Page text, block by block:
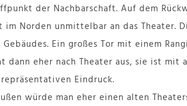
der Nachbarschaft. Auf dem
Norden unmittelbar an das Theater.
Ein großes Tor mit einem
eher nach Theater aus, sie ist mit
Eindruck.
würde man eher einen alten